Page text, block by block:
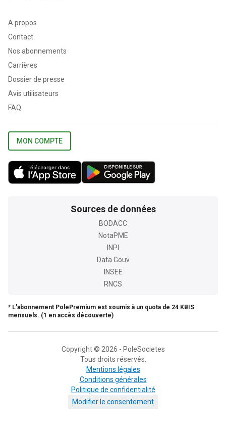
A propos
Contact
Nos abonnements
Carrières
Dossier de presse
Avis utilisateurs
FAQ
MON COMPTE
Sources de données
BODACC
NotaPME
INPI
Data Gouv
INSEE
RNCS
* L'abonnement PolePremium est soumis à un quota de 24 KBIS
mensuels. (1 en accès découverte)
Copyright © 2026 - PoleSocietes
Tous droits réservés.
Mentions légales
Conditions générales
Politique de confidentialité
Modifier le consentement